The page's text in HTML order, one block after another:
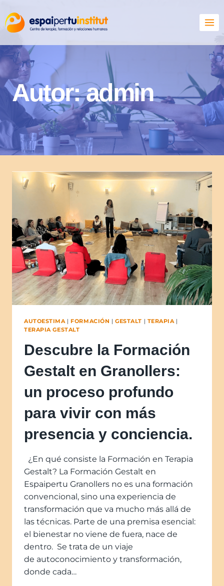
Autor: admin
AUTOESTIMA |FORMACIÓN |GESTALT | TERAPIA |
TERAPIA GESTALT
Descubre la Formación
Gestalt en Granollers:
un proceso profundo
para vivir con más
presencia y conciencia.
¿En qué consiste la Formación en Terapia
Gestalt? La Formación Gestalt en
Espaipertu Granollers no es una formación
convencional, sino una experiencia de
transformación que va mucho más allá de
las técnicas. Parte de una premisa esencial:
el bienestar no viene de fuera, nace de
dentro. Se trata de un viaje
de autoconocimiento y transformación,
donde cada…